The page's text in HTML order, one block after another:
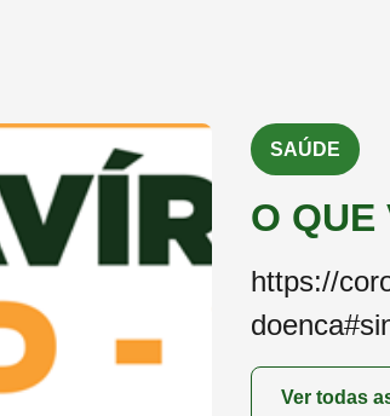
SAÚDE
O QUE
https://
Ver todas